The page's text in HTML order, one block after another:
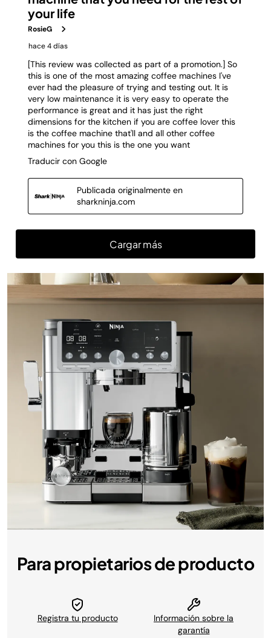
Para propietarios de producto
Registra tu producto
Información sobre la
garantía